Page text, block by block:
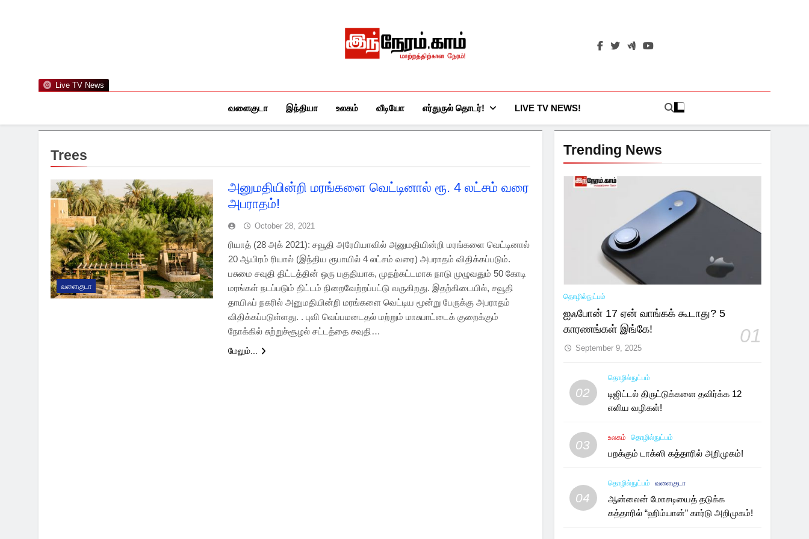
Live TV News இந்நேரம்.காம்
வளைகுடா இந்தியா உலகம் வீடியோ எர்துருல் தொடர்! LIVE TV NEWS!
Trees
வளைகுடா
அனுமதியின்றி மரங்களை வெட்டினால் ரூ. 4 லட்சம் வரை
அபராதம்!
October 28, 2021
ரியாத் (28 அக் 2021): சவூதி அரேபியாவில் அனுமதியின்றி மரங்களை வெட்டினால்
20 ஆயிரம் ரியால் (இந்திய ரூபாயில் 4 லட்சம் வரை) அபராதம் விதிக்கப்படும்.
பசுமை சவுதி திட்டத்தின் ஒரு பகுதியாக, முதற்கட்டமாக நாடு முழுவதும் 50 கோடி
மரங்கள் நடப்படும் திட்டம் நிறைவேற்றப்பட்டு வருகிறது. இதற்கிடையில், சவூதி
தாயிஃப் நகரில் அனுமதியின்றி மரங்களை வெட்டிய மூன்று பேருக்கு அபராதம்
விதிக்கப்படுள்ளது. . புவி வெப்பமடைதல் மற்றும் மாசுபாட்டைக் குறைக்கும்
நோக்கில் சுற்றுச்சூழல் சட்டத்தை சவுதி…
மேலும்...
Trending News
தொழில்நுட்பம்
ஐஃபோன் 17 ஏன் வாங்கக் கூடாது? 5
காரணங்கள் இங்கே!
01
September 9, 2025
02
தொழில்நுட்பம்
டிஜிட்டல் திருட்டுக்களை தவிர்க்க 12
எளிய வழிகள்!
03
உலகம் தொழில்நுட்பம்
பறக்கும் டாக்ஸி கத்தாரில் அறிமுகம்!
04
தொழில்நுட்பம் வளைகுடா
ஆன்லைன் மோசடியைத் தடுக்க
கத்தாரில் “ஹிம்யான்” கார்டு அறிமுகம்!